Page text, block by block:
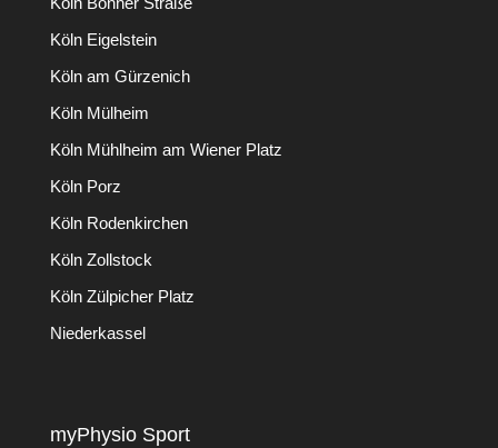
Köln Eigelstein
Köln am Gürzenich
Köln Mülheim
Köln Mühlheim am Wiener Platz
Köln Porz
Köln Rodenkirchen
Köln Zollstock
Köln Zülpicher Platz
Niederkassel
myPhysio Sport